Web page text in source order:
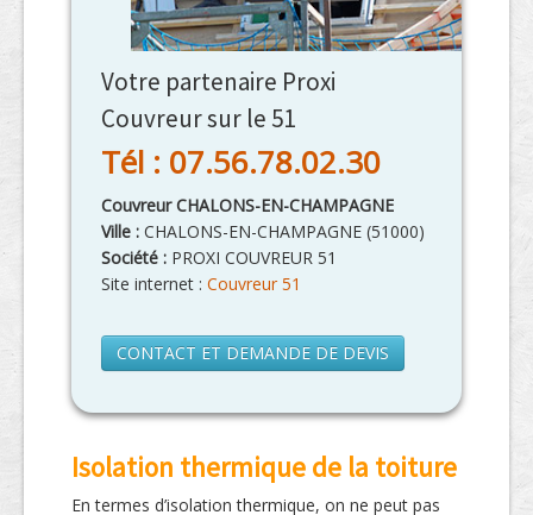
Votre partenaire Proxi
Couvreur sur le 51
Tél : 07.56.78.02.30
Couvreur CHALONS-EN-CHAMPAGNE
Ville : CHALONS-EN-CHAMPAGNE (51000)
Société : PROXI COUVREUR 51
Site internet : Couvreur 51
CONTACT ET DEMANDE DE DEVIS
Isolation thermique de la toiture
En termes d’isolation thermique, on ne peut pas